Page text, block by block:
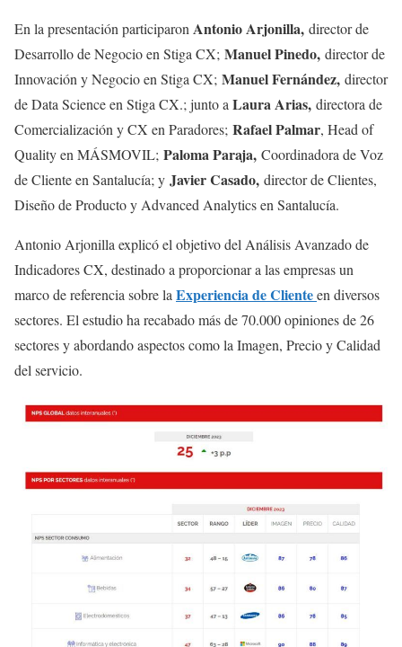
En la presentación participaron Antonio Arjonilla, director de
Desarrollo de Negocio en Stiga CX; Manuel Pinedo, director de
Innovación y Negocio en Stiga CX; Manuel Fernández, director
de Data Science en Stiga CX.; junto a Laura Arias, directora de
Comercialización y CX en Paradores; Rafael Palmar, Head of
Quality en MÁSMOVIL; Paloma Paraja, Coordinadora de Voz
de Cliente en Santalucía; y Javier Casado, director de Clientes,
Diseño de Producto y Advanced Analytics en Santalucía.
Antonio Arjonilla explicó el objetivo del Análisis Avanzado de
Indicadores CX, destinado a proporcionar a las empresas un
marco de referencia sobre la Experiencia de Clienteen diversos
sectores. El estudio ha recabado más de 70.000 opiniones de 26
sectores y abordando aspectos como la Imagen, Precio y Calidad
del servicio.